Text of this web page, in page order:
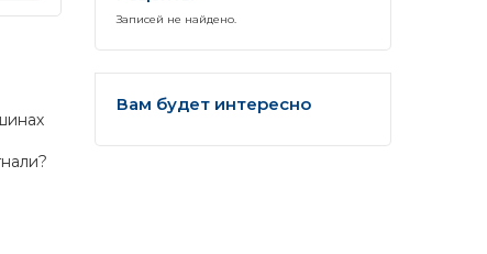
Записей не найдено.
Вам будет интересно